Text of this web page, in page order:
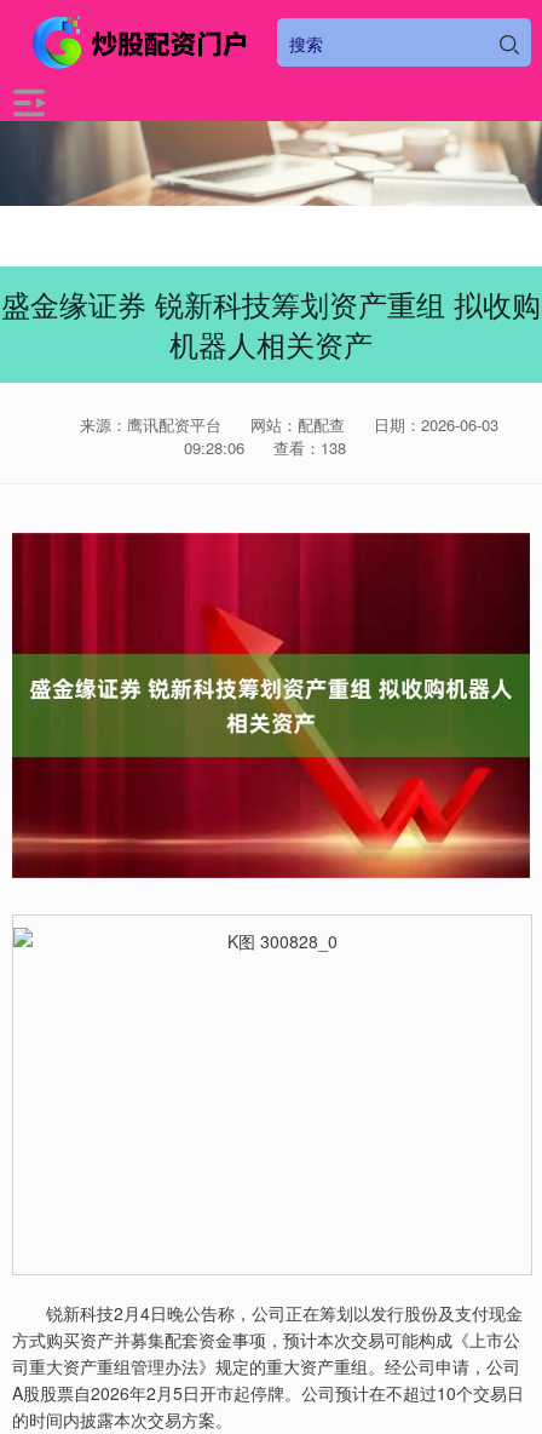
盛金缘证券 锐新科技筹划资产重组 拟收购
机器人相关资产
来源：鹰讯配资平台 网站：配配查
日期：2026-06-03
09:28:06
查看：138
锐新科技2月4日晚公告称，公司正在筹划以发行股份及支付现金
方式购买资产并募集配套资金事项，预计本次交易可能构成《上市公
司重大资产重组管理办法》规定的重大资产重组。经公司申请，公司
A股股票自2026年2月5日开市起停牌。公司预计在不超过10个交易日
的时间内披露本次交易方案。